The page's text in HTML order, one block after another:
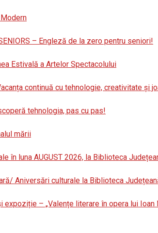
– Engleză de la zero pentru seniori!
Estivală a Artelor Spectacolului
continuă cu tehnologie, creativitate și
tehnologia, pas cu pas!
mării
în luna AUGUST 2026, la Biblioteca
Aniversări culturale la Biblioteca
expoziție – „Valențe literare în opera lui Ioan